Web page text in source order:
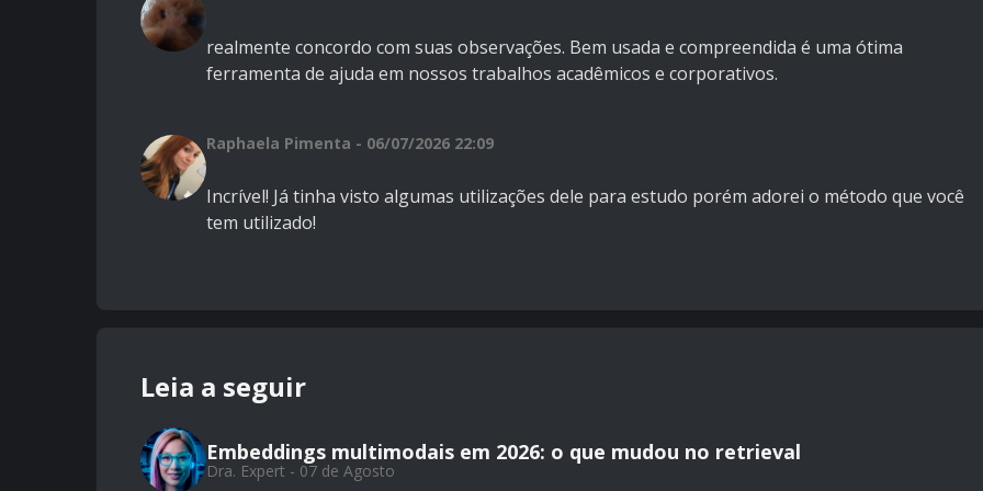
realmente concordo com suas observações. Bem usada e compreendida é uma ótima
ferramenta de ajuda em nossos trabalhos acadêmicos e corporativos.
Raphaela Pimenta - 06/07/2026 22:09
Incrível! Já tinha visto algumas utilizações dele para estudo porém adorei o método que você
tem utilizado!
Leia a seguir
Embeddings multimodais em 2026: o que mudou no retrieval
Dra. Expert - 07 de Agosto